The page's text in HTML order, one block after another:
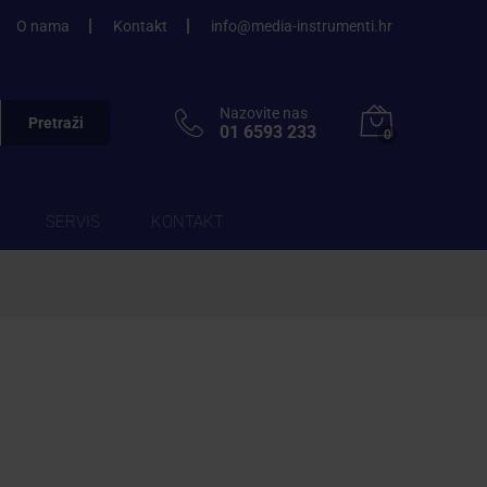
O nama Kontakt info@media-instrumenti.hr
Pretraži
Nazovite nas
01 6593 233 0
SERVIS KONTAKT